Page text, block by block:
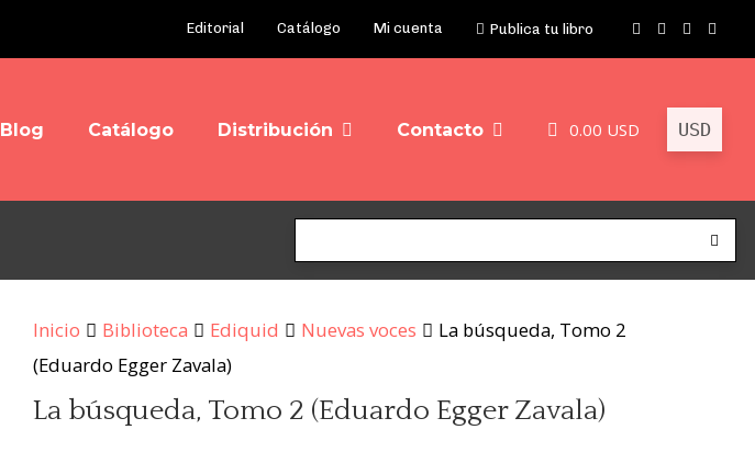
Editorial Catálogo Mi cuenta Publica tu libro
Blog Catálogo Distribución Contacto 0.00 USD
Inicio Biblioteca Ediquid Nuevas voces
La búsqueda, Tomo 2
(Eduardo Egger Zavala)
La búsqueda, Tomo 2 (Eduardo Egger Zavala)